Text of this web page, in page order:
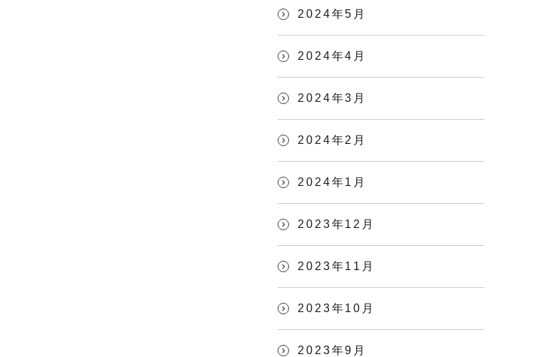
2024年5月
2024年4月
2024年3月
2024年2月
2024年1月
2023年12月
2023年11月
2023年10月
2023年9月